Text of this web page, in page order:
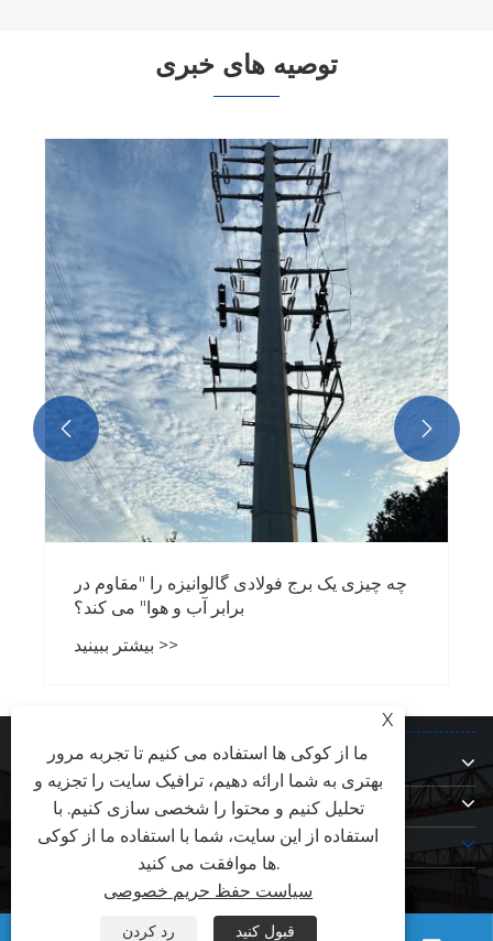
توصیه های خبری
چه چیزی یک برج فولادی گالوانیزه را "مقاوم در
برابر آب و هوا" می کند؟
بیشتر ببینید >>
 
درباره ما
محصولات
با ما تماس بگیرید
ما را دنبال کنید
X
ما از کوکی ها استفاده می کنیم تا تجربه مرور
بهتری به شما ارائه دهیم، ترافیک سایت را تجزیه و
تحلیل کنیم و محتوا را شخصی سازی کنیم. با
استفاده از این سایت، شما با استفاده ما از کوکی
ها موافقت می کنید.
سیاست حفظ حریم خصوصی
رد کردن قبول کنید